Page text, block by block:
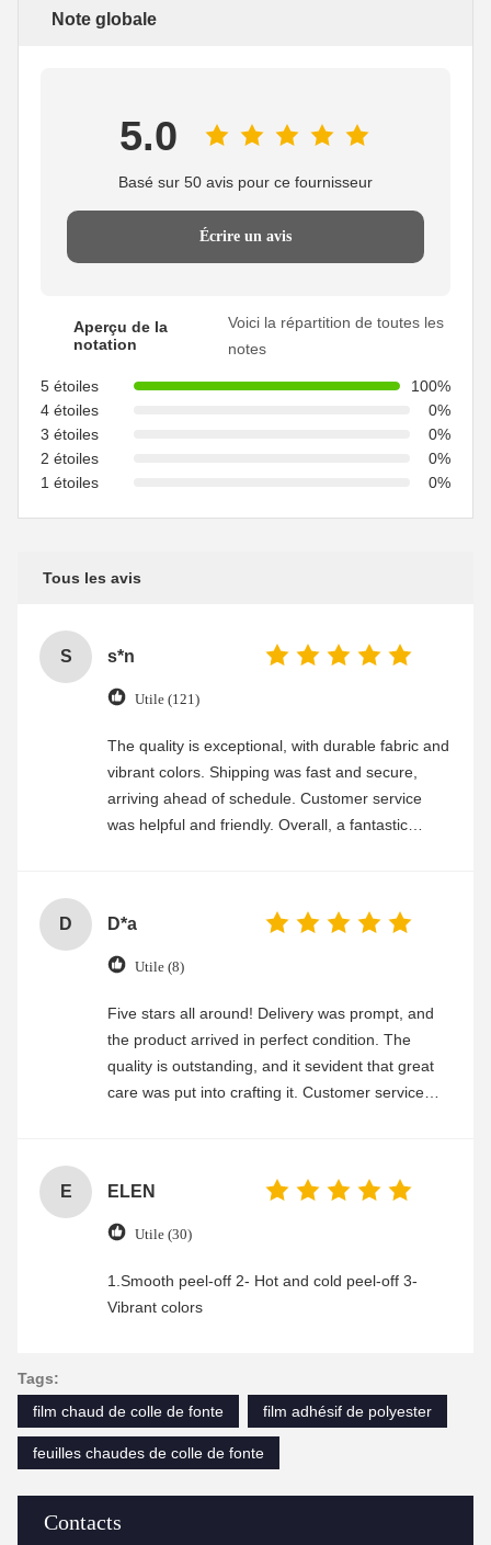
Contacts
Note globale
5.0
Basé sur 50 avis pour ce fournisseur
Écrire un avis
Aperçu de la
notation
Voici la répartition de toutes les
notes
5 étoiles
100%
4 étoiles
0%
3 étoiles
0%
2 étoiles
0%
1 étoiles
0%
Tous les avis
S s*n
Utile (121)
The quality is exceptional, with durable fabric and
vibrant colors. Shipping was fast and secure,
arriving ahead of schedule. Customer service
was helpful and friendly. Overall, a fantastic
D D*a
Utile (8)
Five stars all around! Delivery was prompt, and
the product arrived in perfect condition. The
quality is outstanding, and it sevident that great
care was put into crafting it. Customer service
E ELEN
Utile (30)
1.Smooth peel-off 2- Hot and cold peel-off 3-
Vibrant colors
Tags:
film chaud de colle de fonte
film adhésif de polyester
feuilles chaudes de colle de fonte